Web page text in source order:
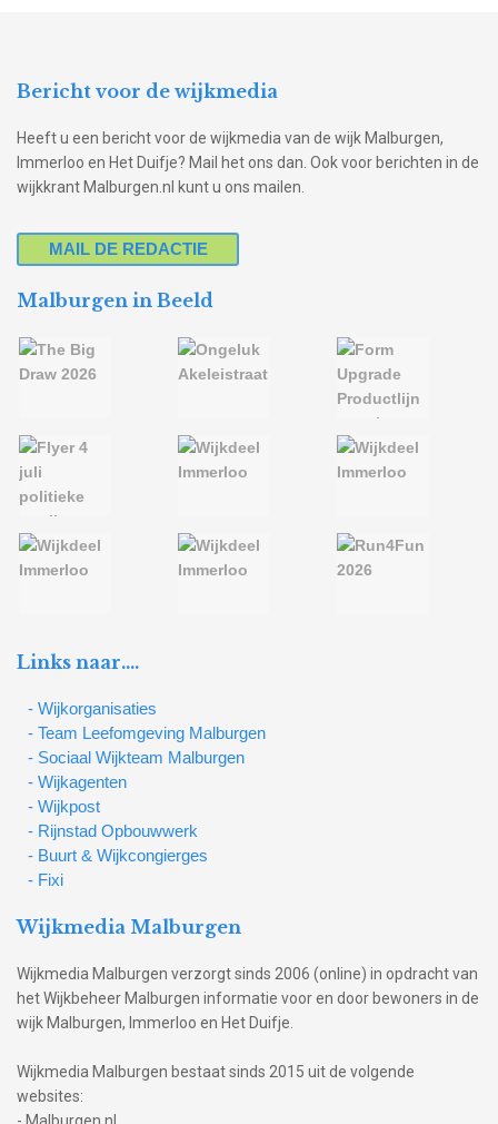
Bericht voor de wijkmedia
Heeft u een bericht voor de wijkmedia van de wijk Malburgen,
Immerloo en Het Duifje? Mail het ons dan. Ook voor berichten in de
wijkkrant Malburgen.nl kunt u ons mailen.
MAIL DE REDACTIE
Malburgen in Beeld
Links naar….
- Wijkorganisaties
- Team Leefomgeving Malburgen
- Sociaal Wijkteam Malburgen
- Wijkagenten
- Wijkpost
- Rijnstad Opbouwwerk
- Buurt & Wijkcongierges
- Fixi
Wijkmedia Malburgen
Wijkmedia Malburgen verzorgt sinds 2006 (online) in opdracht van
het Wijkbeheer Malburgen informatie voor en door bewoners in de
wijk Malburgen, Immerloo en Het Duifje.
Wijkmedia Malburgen bestaat sinds 2015 uit de volgende
websites: